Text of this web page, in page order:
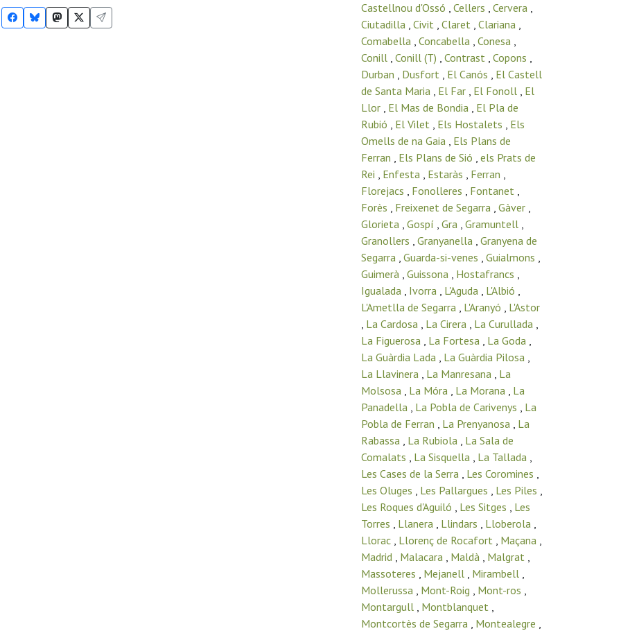
Castellnou d'Ossó , Cellers , Cervera ,
Ciutadilla , Civit , Claret , Clariana ,
Comabella , Concabella , Conesa ,
Conill , Conill (T) , Contrast , Copons ,
Durban , Dusfort , El Canós , El Castell
de Santa Maria , El Far , El Fonoll , El
Llor , El Mas de Bondia , El Pla de
Rubió , El Vilet , Els Hostalets , Els
Omells de na Gaia , Els Plans de
Ferran , Els Plans de Sió , els Prats de
Rei , Enfesta , Estaràs , Ferran ,
Florejacs , Fonolleres , Fontanet ,
Forès , Freixenet de Segarra , Gàver ,
Glorieta , Gospí , Gra , Gramuntell ,
Granollers , Granyanella , Granyena de
Segarra , Guarda-si-venes , Guialmons ,
Guimerà , Guissona , Hostafrancs ,
Igualada , Ivorra , L'Aguda , L'Albió ,
L'Ametlla de Segarra , L'Aranyó , L'Astor
, La Cardosa , La Cirera , La Curullada ,
La Figuerosa , La Fortesa , La Goda ,
La Guàrdia Lada , La Guàrdia Pilosa ,
La Llavinera , La Manresana , La
Molsosa , La Móra , La Morana , La
Panadella , La Pobla de Carivenys , La
Pobla de Ferran , La Prenyanosa , La
Rabassa , La Rubiola , La Sala de
Comalats , La Sisquella , La Tallada ,
Les Cases de la Serra , Les Coromines ,
Les Oluges , Les Pallargues , Les Piles ,
Les Roques d'Aguiló , Les Sitges , Les
Torres , Llanera , Llindars , Lloberola ,
Llorac , Llorenç de Rocafort , Maçana ,
Madrid , Malacara , Maldà , Malgrat ,
Massoteres , Mejanell , Mirambell ,
Mollerussa , Mont-Roig , Mont-ros ,
Montargull , Montblanquet ,
Montcortès de Segarra , Montealegre ,